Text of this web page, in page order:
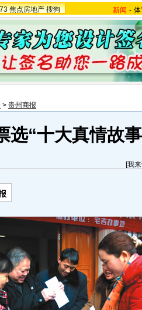
焦点房地产 搜狗 新闻 -
> 贵州商报
选“十大真情故
[我